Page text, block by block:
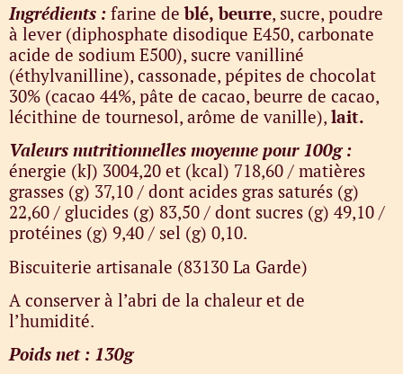
Ingrédients : farine deblé, beurre, sucre, poudre
à lever (diphosphate disodique E450, carbonate
acide de sodium E500), sucre vanilliné
(éthylvanilline), cassonade, pépites de chocolat
30% (cacao 44%, pâte de cacao, beurre de cacao,
lécithine de tournesol, arôme de vanille), lait.
Valeurs nutritionnelles moyenne pour 100g :
énergie (kJ) 3004,20 et (kcal) 718,60 / matières
grasses (g) 37,10 / dont acides gras saturés (g)
22,60 / glucides (g) 83,50 / dont sucres (g) 49,10 /
protéines (g) 9,40 / sel (g) 0,10.
Biscuiterie artisanale (83130 La Garde)
A conserver à l’abri de la chaleur et de
l’humidité.
Poids net : 130g